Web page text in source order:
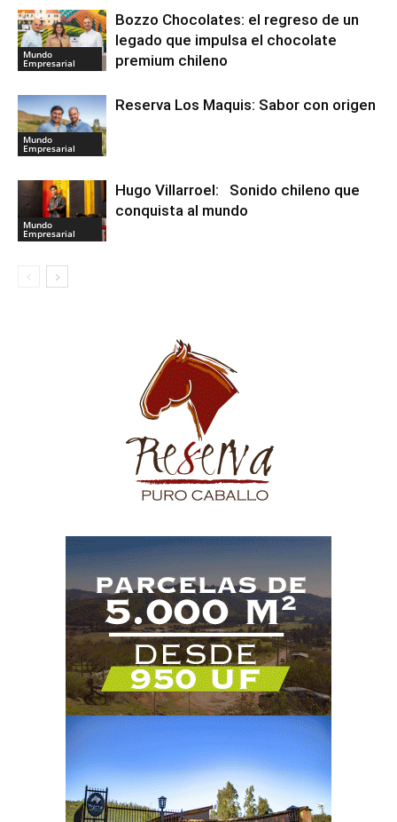
Mundo
Empresarial
Bozzo Chocolates: el regreso de un
legado que impulsa el chocolate
premium chileno
Mundo
Empresarial
Reserva Los Maquis: Sabor con origen
Mundo
Empresarial
Hugo Villarroel: Sonido chileno que
conquista al mundo